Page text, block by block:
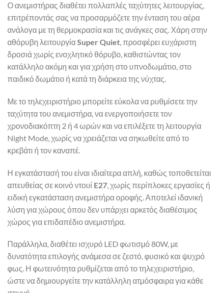
Ο ανεμιστήρας διαθέτει πολλαπλές ταχύτητες λειτουργίας,
επιτρέποντάς σας να προσαρμόζετε την ένταση του αέρα
ανάλογα με τη θερμοκρασία και τις ανάγκες σας. Χάρη στην
αθόρυβη λειτουργίαSuper Quiet, προσφέρει ευχάριστη
δροσιά χωρίς ενοχλητικό θόρυβο, καθιστώντας τον
κατάλληλο ακόμη και για χρήση στο υπνοδωμάτιο, στο
παιδικό δωμάτιο ή κατά τη διάρκεια της νύχτας.
Με το τηλεχειριστήριο μπορείτε εύκολα να ρυθμίσετε την
ταχύτητα του ανεμιστήρα, να ενεργοποιήσετε τον
χρονοδιακόπτη 2 ή 4 ωρών και να επιλέξετε τη λειτουργία
Night Mode, χωρίς να χρειάζεται να σηκωθείτε από το
κρεβάτι ή τον καναπέ.
Η εγκατάστασή του είναι ιδιαίτερα απλή, καθώς τοποθετείται
απευθείας σε κοινό ντουί E27 , χωρίς περίπλοκες εργασίες ή
ειδική εγκατάσταση ανεμιστήρα οροφής. Αποτελεί ιδανική
λύση για χώρους όπου δεν υπάρχει αρκετός διαθέσιμος
χώρος για επιδαπέδιο ανεμιστήρα.
Παράλληλα, διαθέτει ισχυρό LED φωτισμό 80W, με
δυνατότητα επιλογής ανάμεσα σε ζεστό, φυσικό και ψυχρό
φως. Η φωτεινότητα ρυθμίζεται από το τηλεχειριστήριο,
ώστε να δημιουργείτε την κατάλληλη ατμόσφαιρα για κάθε